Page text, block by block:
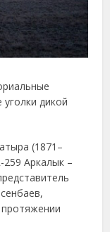
дикой
(1871–
259 Аркалык –